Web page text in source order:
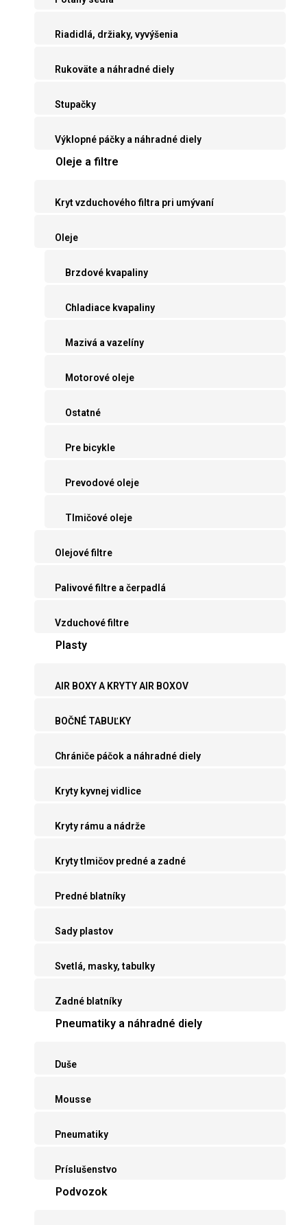
Riadidlá, držiaky, vyvýšenia
Rukoväte a náhradné diely
Stupačky
Výklopné páčky a náhradné diely
Oleje a filtre
Kryt vzduchového filtra pri umývaní
Oleje
Brzdové kvapaliny
Chladiace kvapaliny
Mazivá a vazelíny
Motorové oleje
Ostatné
Pre bicykle
Prevodové oleje
Tlmičové oleje
Olejové filtre
Palivové filtre a čerpadlá
Vzduchové filtre
Plasty
AIR BOXY A KRYTY AIR BOXOV
BOČNÉ TABUĽKY
Chrániče páčok a náhradné diely
Kryty kyvnej vidlice
Kryty rámu a nádrže
Kryty tlmičov predné a zadné
Predné blatníky
Sady plastov
Svetlá, masky, tabulky
Zadné blatníky
Pneumatiky a náhradné diely
Duše
Mousse
Pneumatiky
Príslušenstvo
Podvozok